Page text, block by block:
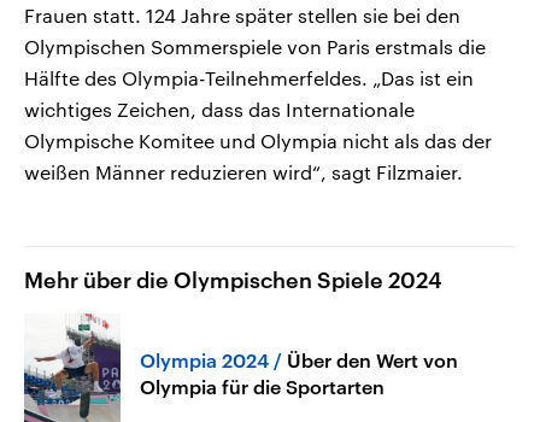
Frauen statt. 124 Jahre später stellen sie bei den
Olympischen Sommerspiele von Paris erstmals die
Hälfte des Olympia-Teilnehmerfeldes. „Das ist ein
wichtiges Zeichen, dass das Internationale
Olympische Komitee und Olympia nicht als das der
weißen Männer reduzieren wird“, sagt Filzmaier.
Mehr über die Olympischen Spiele 2024
Olympia 2024
Über den Wert von
Olympia für die Sportarten